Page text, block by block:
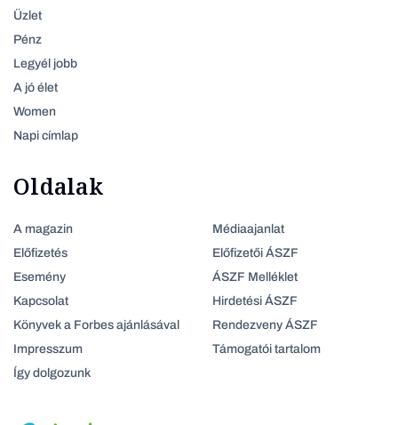
Üzlet
Pénz
Legyél jobb
A jó élet
Women
Napi címlap
Oldalak
A magazin
Előfizetés
Esemény
Kapcsolat
Könyvek a Forbes ajánlásával
Impresszum
Így dolgozunk
Médiaajanlat
Előfizetői ÁSZF
ÁSZF Melléklet
Hirdetési ÁSZF
Rendezveny ÁSZF
Támogatói tartalom